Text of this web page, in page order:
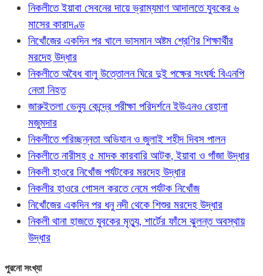
নিকলীতে ইয়াবা সেবনের দায়ে ভ্রাম্যমাণ আদালতে যুবকের ৬
মাসের কারাদণ্ড
নিখোঁজের একদিন পর খালে ভাসমান অষ্টম শ্রেণির শিক্ষার্থীর
মরদেহ উদ্ধার
নিকলীতে অবৈধ বালু উত্তোলন ঘিরে দুই পক্ষের সংঘর্ষ: বিএনপি
নেতা নিহত
জারুইতলা ভেন্যু কেন্দ্রে পরীক্ষা পরিদর্শনে ইউএনও রেহানা
মজুমদার
নিকলীতে পরিচ্ছন্নতা অভিযান ও জুলাই শহীদ দিবস পালন
নিকলীতে নারীসহ ৫ মাদক কারবারি আটক, ইয়াবা ও গাঁজা উদ্ধার
নিকলী হাওরে নিখোঁজ পর্যটকের মরদেহ উদ্ধার
নিকলীর হাওরে গোসল করতে নেমে পর্যটক নিখোঁজ
নিখোঁজের একদিন পর ধনু নদী থেকে শিশুর মরদেহ উদ্ধার
নিকলী থানা হাজতে যুবকের মৃত্যু, শার্টের ফাঁসে ঝুলন্ত অবস্থায়
উদ্ধার
পুরনো সংখ্যা